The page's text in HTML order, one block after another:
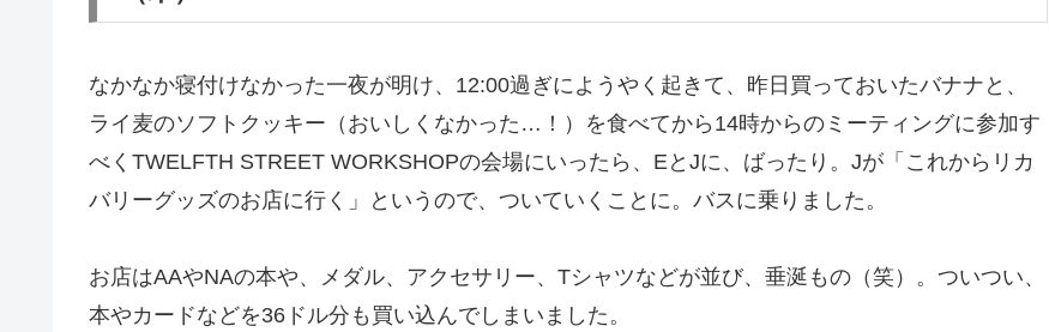
なかなか寝付けなかった一夜が明け、12:00過ぎにようやく起きて、昨日買っておいたバナナと、
ライ麦のソフトクッキー（おいしくなかった…！）を食べてから14時からのミーティングに参加す
べくTWELFTH STREET WORKSHOPの会場にいったら、EとJに、ばったり。Jが「これからリカ
バリーグッズのお店に行く」というので、ついていくことに。バスに乗りました。
お店はAAやNAの本や、メダル、アクセサリー、Tシャツなどが並び、垂涎もの（笑）。ついつい、
本やカードなどを36ドル分も買い込んでしまいました。